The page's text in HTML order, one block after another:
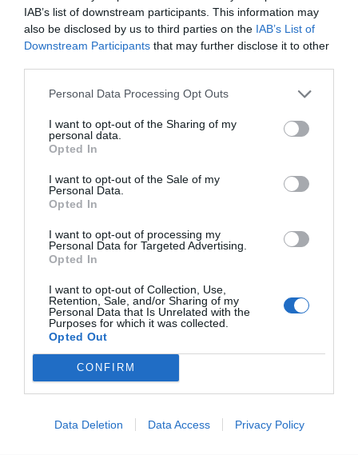
IAB’s list of downstream participants. This information may
also be disclosed by us to third parties on the IAB’s List of
Downstream Participants that may further disclose it to other
Personal Data Processing Opt Outs
I want to opt-out of the Sharing of my
personal data.
Opted In
I want to opt-out of the Sale of my
Personal Data.
Opted In
I want to opt-out of processing my
Personal Data for Targeted Advertising.
Opted In
I want to opt-out of Collection, Use,
Retention, Sale, and/or Sharing of my
Personal Data that Is Unrelated with the
Purposes for which it was collected.
Opted Out
CONFIRM
Data Deletion Data Access Privacy Policy
E-mail Skriv ut
Medel:4.1(27röster)
229 kcal
Författare:
Mattsson
Jag är matskribent samt kock
med en fil. kand i
Måltidsvetenskap från
restauranghögskolan i Grythyttan. På denna sida
delar jag med mig av tusentals olika recept för alla
smaker - noviser som hemmakockar. Alla recept
har jag provlagat, skrivit och fotat så att du ska
kunna laga dem med bästa resultat hemma. Läs mer